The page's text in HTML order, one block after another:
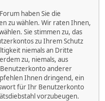
haben Sie die
zu wählen. Wir raten Ihnen,
Sie stimmen zu, das
zu Ihrem Schutz
niemals an Dritte
zu, niemals, aus
anderer
Ihnen dringend, ein
für Ihr Benutzerkonto
vorzubeugen.